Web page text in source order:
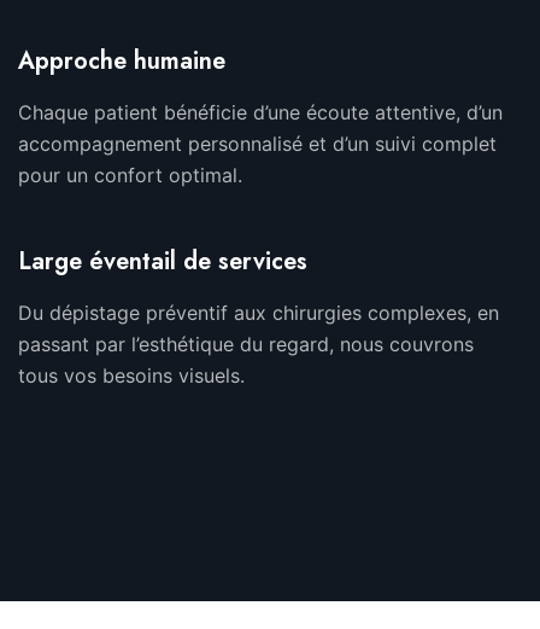
Approche humaine
Chaque patient bénéficie d’une écoute attentive, d’un
accompagnement personnalisé et d’un suivi complet
pour un confort optimal.
Large éventail de services
Du dépistage préventif aux chirurgies complexes, en
passant par l’esthétique du regard, nous couvrons
tous vos besoins visuels.